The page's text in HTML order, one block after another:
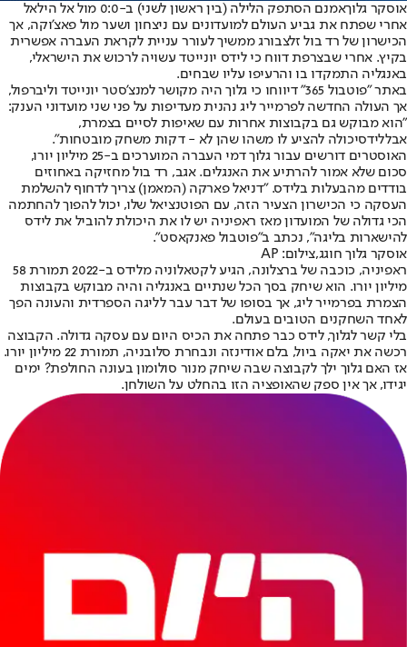
אוסקר גלוך
אמנם הסתפק הלילה (בין ראשון לשני) ב-0:0 מול אל הילאל
אחרי שפתח את גביע העולם למועדונים עם ניצחון ושער מול פאצ'וקה, אך
הכישרון של רד בול זלצבורג ממשיך לעורר עניית לקראת העברה אפשרית
בקיץ. אחרי שבצרפת דווח כי לידס יונייטד עשויה לרכוש את הישראלי,
באנגליה התמקדו בו והרעיפו עליו שבחים.
באתר "פוטבול 365" דיווחו כי גלוך היה מקושר למנצ'סטר יונייטד וליברפול,
אך העולה החדשה לפרמייר ליג נהנית מעדיפות על פני שני מועדוני הענק:
"הוא מבוקש גם בקבוצות אחרות עם שאיפות לסיים בצמרת,
אבללידסיכולה להציע לו משהו שהן לא - דקות משחק מובטחות".
האוסטרים דורשים עבור גלוך דמי העברה המוערכים ב-25 מיליון יורו,
סכום שלא אמור להרתיע את האנגלים. אגב, רד בול מחזיקה באחוזים
בודדים מהבעלות בלידס. "דניאל פארקה (המאמן) צריך לדחוף להשלמת
העסקה כי הכישרון הצעיר הזה, עם הפוטנציאל שלו, יכול להפוך להחתמה
הכי גדולה של המועדון מאז ראפיניה יש לו את היכולת להוביל את לידס
להישארות בליגה", נכתב ב"פוטבול פאנקאסט".
אוסקר גלוך חוגג,צילום: AP
ראפיניה, כוכבה של ברצלונה, הגיע לקטאלוניה מלידס ב-2022 תמורת 58
מיליון יורו. הוא שיחק בסך הכל שנתיים באנגליה והיה מבוקש בקבוצות
הצמרת בפרמייר ליג, אך בסופו של דבר עבר לליגה הספרדית והעונה הפך
לאחד השחקנים הטובים בעולם.
בלי קשר לגלוך, לידס כבר פתחה את הכיס היום עם עסקה גדולה. הקבוצה
רכשה את יאקה ביול, בלם אודינזה ונבחרת סלובניה, תמורת 22 מיליון יורו.
אז האם גלוך ילך לקבוצה שבה שיחק מנור סולומון בעונה החולפת? ימים
יגידו, אך אין ספק שהאופציה הזו בהחלט על השולחן.